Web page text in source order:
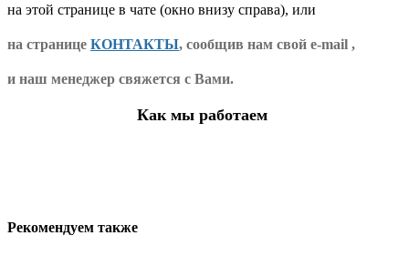
на этой странице в чате (окно внизу справа), или
на странице КОНТАКТЫ, сообщив нам свой e-mail ,
и наш менеджер свяжется с Вами.
Как мы работаем
Рекомендуем также